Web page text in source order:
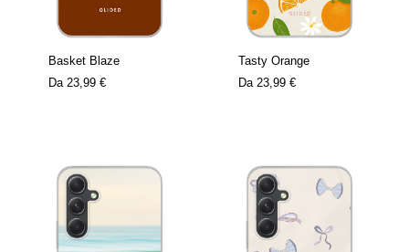
Basket Blaze
Da 23,99 €
Tasty Orange
Da 23,99 €